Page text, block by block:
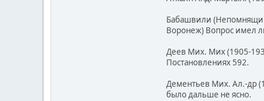
Бабашвили
Воронеж) Вопрос имел
Деев Мих. Мих (1905-
Постановлениях 592.
Дементьев Мих. Ал.-др
было дальше не ясно.